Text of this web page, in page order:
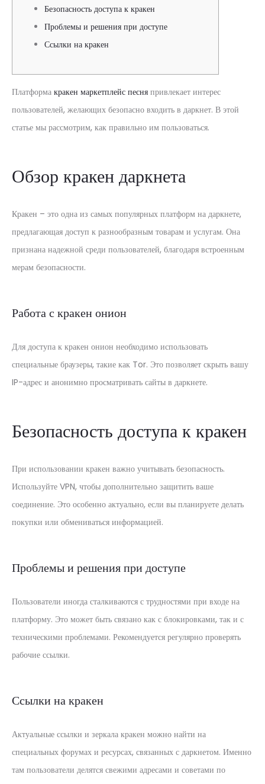
Безопасность доступа к кракен
Проблемы и решения при доступе
Ссылки на кракен
Платформа кракен маркетплейс песня привлекает интерес
пользователей, желающих безопасно входить в даркнет. В этой
статье мы рассмотрим, как правильно им пользоваться.
Обзор кракен даркнета
Кракен – это одна из самых популярных платформ на даркнете,
предлагающая доступ к разнообразным товарам и услугам. Она
признана надежной среди пользователей, благодаря встроенным
мерам безопасности.
Работа с кракен онион
Для доступа к кракен онион необходимо использовать
специальные браузеры, такие как Tor. Это позволяет скрыть вашу
IP-адрес и анонимно просматривать сайты в даркнете.
Безопасность доступа к кракен
При использовании кракен важно учитывать безопасность.
Используйте VPN, чтобы дополнительно защитить ваше
соединение. Это особенно актуально, если вы планируете делать
покупки или обмениваться информацией.
Проблемы и решения при доступе
Пользователи иногда сталкиваются с трудностями при входе на
платформу. Это может быть связано как с блокировками, так и с
техническими проблемами. Рекомендуется регулярно проверять
рабочие ссылки.
Ссылки на кракен
Актуальные ссылки и зеркала кракен можно найти на
специальных форумах и ресурсах, связанных с даркнетом. Именно
там пользователи делятся свежими адресами и советами по